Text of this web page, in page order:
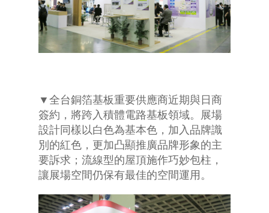
▼全台銅箔基板重要供應商近期與日商
簽約，將跨入積體電路基板領域。展場
設計同樣以白色為基本色，加入品牌識
別的紅色，更加凸顯推廣品牌形象的主
要訴求；流線型的屋頂施作巧妙包柱，
讓展場空間仍保有最佳的空間運用。